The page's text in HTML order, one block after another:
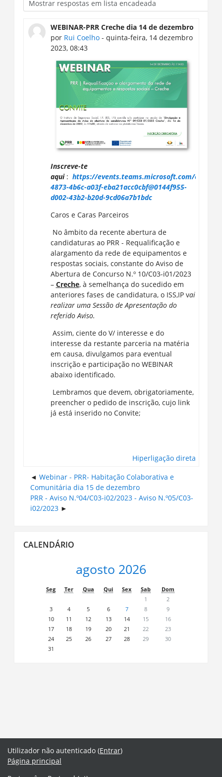
WEBINAR-PRR Creche dia 14 de dezembro
por Rui Coelho- quinta-feira, 14 dezembro
2023, 08:43
Inscreve-te
aqui: https://events.teams.microsoft.com/event/
4873-4b6c-a03f-eba21acc0cbf@0144f955-
d002-43b2-b20d-9cd06a7b1bdc
Caros e Caras Parceiros
No âmbito da recente abertura de
candidaturas ao PRR - Requalificação e
alargamento da rede de equipamentos e
respostas sociais, constante do Aviso de
Abertura de Concurso N.º 10/C03-i01/2023
– Creche, à semelhança do sucedido em
anteriores fases de candidatura, o ISS,IP vai
realizar uma Sessão de Apresentação do
referido Aviso.
Assim, ciente do V/ interesse e do
interesse da restante parceria na matéria
em causa, divulgamos para eventual
inscrição e participação no WEBINAR
abaixo identificado.
Lembramos que devem, obrigatoriamente,
preencher o pedido de inscrição, cujo link
já está inserido no Convite;
Hiperligação direta
Webinar - PRR- Habitação Colaborativa e
Comunitária dia 15 de dezembro
PRR - Aviso N.º04/C03-i02/2023 - Aviso N.º05/C03-
i02/2023
Calendário
CALENDÁRIO
agosto 2026
Seg Ter Qua Qui Sex Sab
Dom
1
2
3
4 5 6 7 8
9
10
11 12 13 14 15
16
17
18 19 20 21 22
23
24
25 26 27 28 29
30
31
Utilizador não autenticado (Entrar)
Página principal